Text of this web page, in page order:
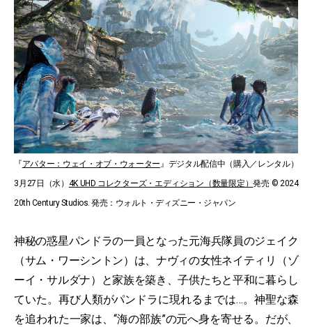
『アバター：ウェイ・オブ・ウォーター』デジタル配信中（購入／レンタル）
3月27日（水） 4K UHD コレクターズ・エディション（数量限定）発売 © 2024
20th Century Studios. 発売：ウォルト・ディズニー・ジャパン
神秘の惑星パンドラの一員となった元海兵隊員のジェイク
（サム・ワーシントン）は、ナヴィの女性ネイティリ（ゾ
ーイ・サルダナ）と家族を築き、子供たちと平和に暮らし
ていた。再び人類がパンドラに現れるまでは…。神聖な森
を追われた一家は、“海の部族”の元へ身を寄せる。だが、